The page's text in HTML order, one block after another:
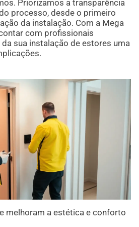
Priorizamos a transparência
processo, desde o primeiro
da instalação. Com a Mega
com profissionais
sua instalação de estores uma
melhoram a estética e conforto